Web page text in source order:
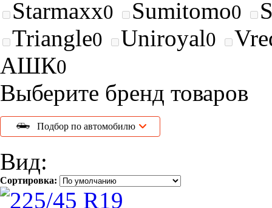
Starmaxx0 Sumitomo0
Triangle0 Uniroyal0
АШК0
Выберите бренд товаров
Подбор по автомобилю
Вид:
Сортировка: